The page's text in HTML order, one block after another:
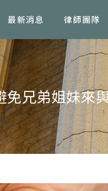
最新消息 律師團隊
兄弟姐妹來